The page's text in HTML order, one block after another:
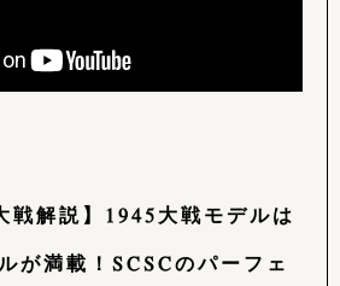
戦解説】1945大戦モデルは
が満載！SCSCのパーフェ